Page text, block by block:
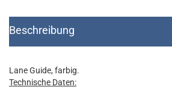
Beschreibung
Lane Guide, farbig.
Technische Daten: